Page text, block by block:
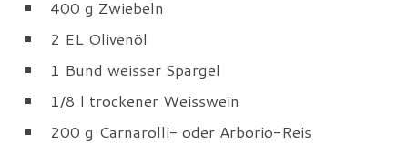
400 g Zwiebeln
2 EL Olivenöl
1 Bund weisser Spargel
1/8 l trockener Weisswein
200 g Carnarolli- oder Arborio-Reis